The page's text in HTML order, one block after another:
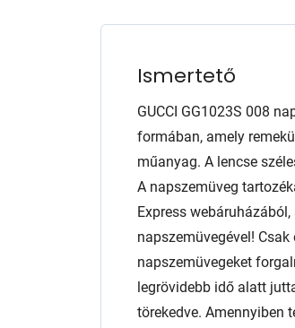
Ismertető
GUCCI GG1023S 008
formában, amely
műanyag. A lencse
A napszemüveg
Express
napszemüvegével!
napszemüvegeket
legrövidebb idő alatt
törekedve. Amennyiben